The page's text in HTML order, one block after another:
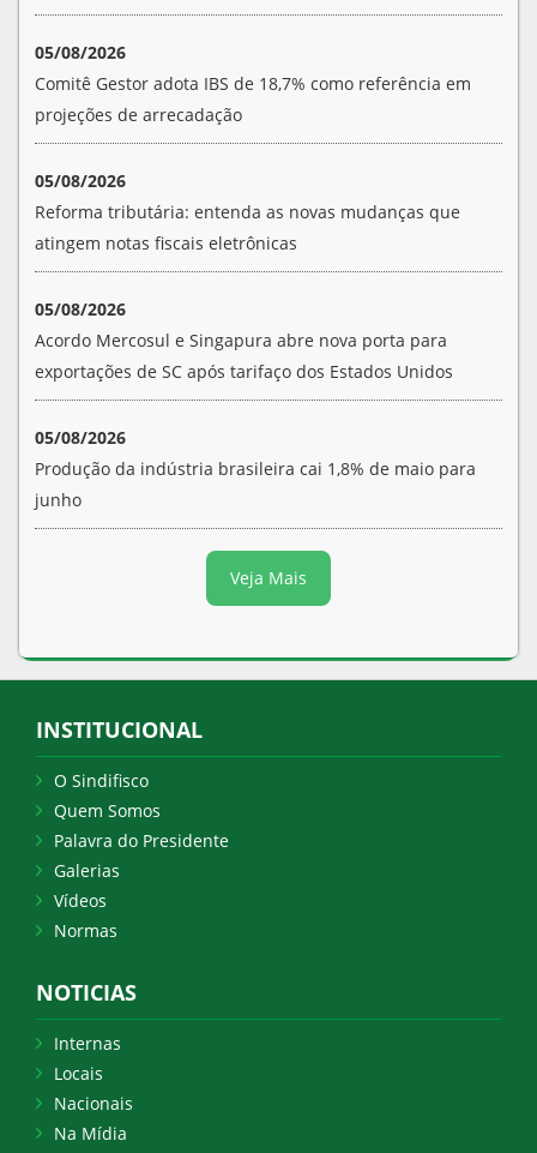
05/08/2026
Comitê Gestor adota IBS de 18,7% como referência em
projeções de arrecadação
05/08/2026
Reforma tributária: entenda as novas mudanças que
atingem notas fiscais eletrônicas
05/08/2026
Acordo Mercosul e Singapura abre nova porta para
exportações de SC após tarifaço dos Estados Unidos
05/08/2026
Produção da indústria brasileira cai 1,8% de maio para
junho
Veja Mais
INSTITUCIONAL
O Sindifisco
Quem Somos
Palavra do Presidente
Galerias
Vídeos
Normas
NOTICIAS
Internas
Locais
Nacionais
Na Mídia